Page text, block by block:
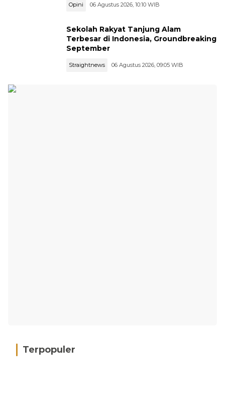
Opini 06 Agustus 2026, 10:10 WIB
Sekolah Rakyat Tanjung Alam
Terbesar di Indonesia, Groundbreaking
September
Straightnews 06 Agustus 2026, 09:05 WIB
Terpopuler